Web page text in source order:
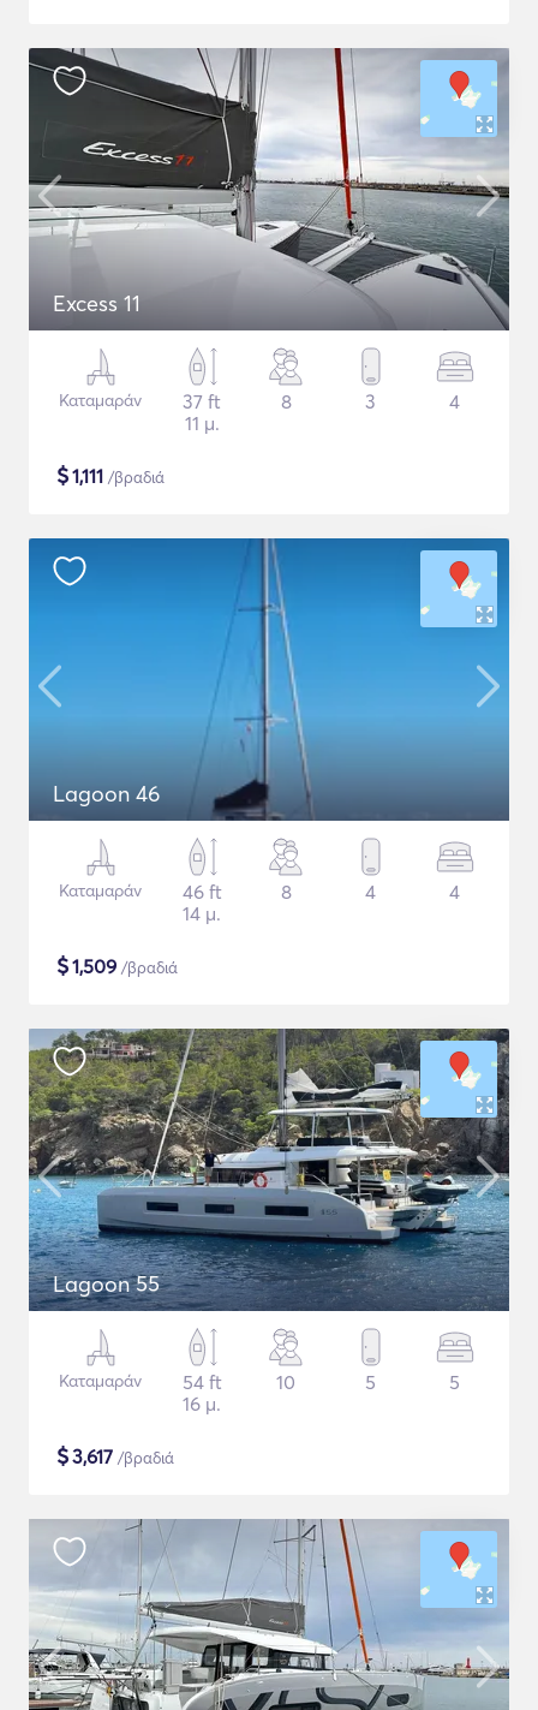
Excess 11
Καταμαράν
37 ft
11 μ.
8 3 4
$1,111 /βραδιά
Lagoon 46
Καταμαράν
46 ft
14 μ.
8 4 4
$1,509 /βραδιά
Lagoon 55
Καταμαράν
54 ft
16 μ.
10 5 5
$3,617 /βραδιά